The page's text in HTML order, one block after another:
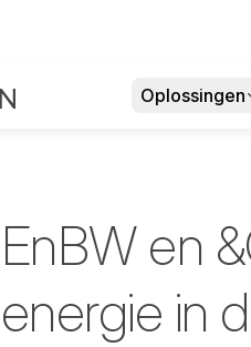
Oplossingen
EnBW en
energie in